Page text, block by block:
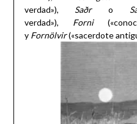
verdad»), Saðro
verdad»), Forni
y Fornölvir(«sacerdote